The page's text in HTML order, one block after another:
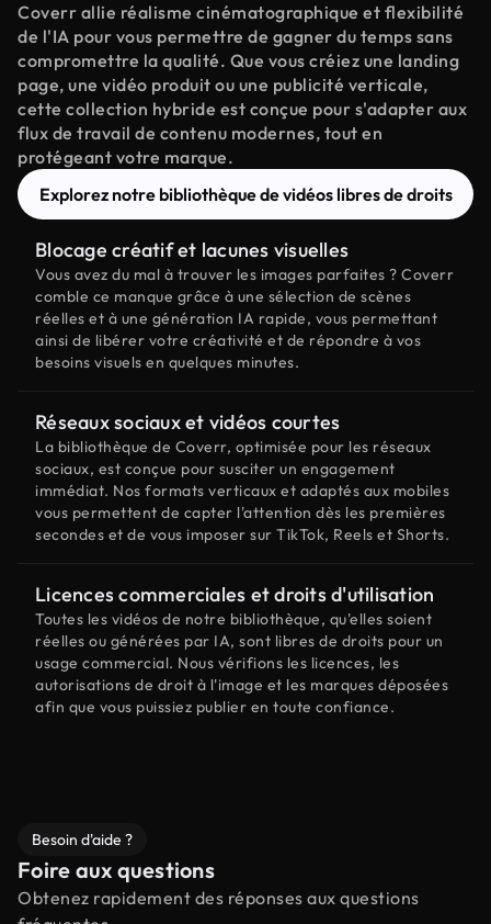
Coverr allie réalisme cinématographique et flexibilité
de l'IA pour vous permettre de gagner du temps sans
compromettre la qualité. Que vous créiez une landing
page, une vidéo produit ou une publicité verticale,
cette collection hybride est conçue pour s'adapter aux
flux de travail de contenu modernes, tout en
protégeant votre marque.
Explorez notre bibliothèque de vidéos libres de droits
Blocage créatif et lacunes visuelles
Vous avez du mal à trouver les images parfaites ? Coverr
comble ce manque grâce à une sélection de scènes
réelles et à une génération IA rapide, vous permettant
ainsi de libérer votre créativité et de répondre à vos
besoins visuels en quelques minutes.
Réseaux sociaux et vidéos courtes
La bibliothèque de Coverr, optimisée pour les réseaux
sociaux, est conçue pour susciter un engagement
immédiat. Nos formats verticaux et adaptés aux mobiles
vous permettent de capter l'attention dès les premières
secondes et de vous imposer sur TikTok, Reels et Shorts.
Licences commerciales et droits d'utilisation
Toutes les vidéos de notre bibliothèque, qu'elles soient
réelles ou générées par IA, sont libres de droits pour un
usage commercial. Nous vérifions les licences, les
autorisations de droit à l'image et les marques déposées
afin que vous puissiez publier en toute confiance.
Besoin d'aide ?
Foire aux questions
Obtenez rapidement des réponses aux questions